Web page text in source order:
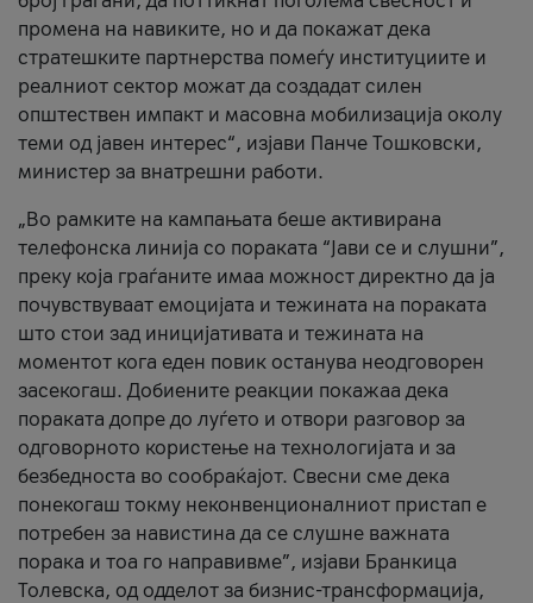
промена на навиките, но и да покажат дека
стратешките партнерства помеѓу институциите и
реалниот сектор можат да создадат силен
општествен импакт и масовна мобилизација околу
теми од јавен интерес“, изјави Панче Тошковски,
министер за внатрешни работи.
„Во рамките на кампањата беше активирана
телефонска линија со пораката “Јави се и слушни”,
преку која граѓаните имаа можност директно да ја
почувствуваат емоцијата и тежината на пораката
што стои зад иницијативата и тежината на
моментот кога еден повик останува неодговорен
засекогаш. Добиените реакции покажаа дека
пораката допре до луѓето и отвори разговор за
одговорното користење на технологијата и за
безбедноста во сообраќајот. Свесни сме дека
понекогаш токму неконвенционалниот пристап е
потребен за навистина да се слушне важната
порака и тоа го направивме”, изјави Бранкица
Толевска, од одделот за бизнис-трансформација,